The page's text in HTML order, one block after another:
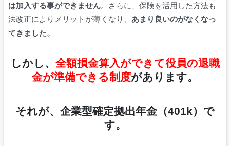
は加入する事ができません。さらに、保険を活用した方法も
法改正によりメリットが薄くなり、 あまり良いのがなくなっ
てきました。
しかし、 全額損金算入ができて役員の退職
金が準備できる制度があります。
それが、 企業型確定拠出年金（401k） で
す。